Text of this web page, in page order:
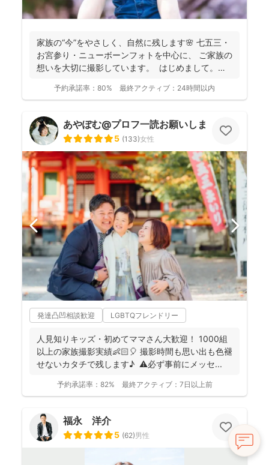
家族の“今”をやさしく、自然に残します🌸 七五三・
お宮参り・ニューボーンフォトを中心に、 ご家族の
想いを大切に撮影しています。 はじめまして。
予約承諾率： 80% 最終アクティブ： 24時間以内
あやぽむ@プロフ一読お願いします⭕️
5 (133)女性
発達凸凹相談歓迎 LGBTQフレンドリー
人見知りキッズ・初めてママさん大歓迎！ 1000組
以上の家族撮影実績👶🏻🎈 撮影時間も思い出も色褪
せないカタチで残します♪ ⚠️必ず事前にメッセ...
予約承諾率： 82% 最終アクティブ： 7日以上前
福永 洋介
5 (62)男性